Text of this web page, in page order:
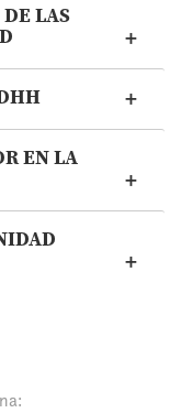
LAS
EN LA